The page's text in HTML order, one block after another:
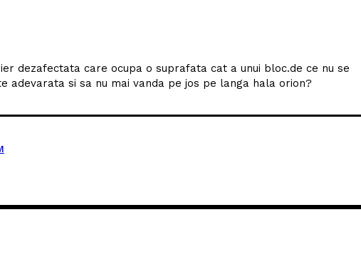
dezafectata care ocupa o suprafata cat a unui bloc.de ce nu se
adevarata si sa nu mai vanda pe jos pe langa hala orion?